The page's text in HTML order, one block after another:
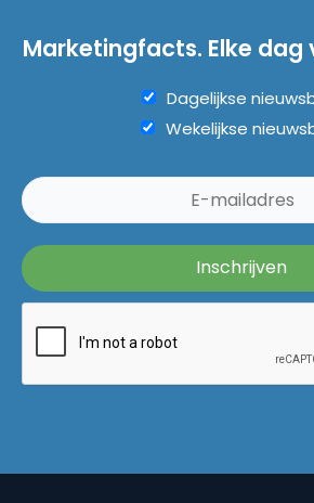
Marketingfacts. Elke dag
Dagelijkse
Wekelijkse